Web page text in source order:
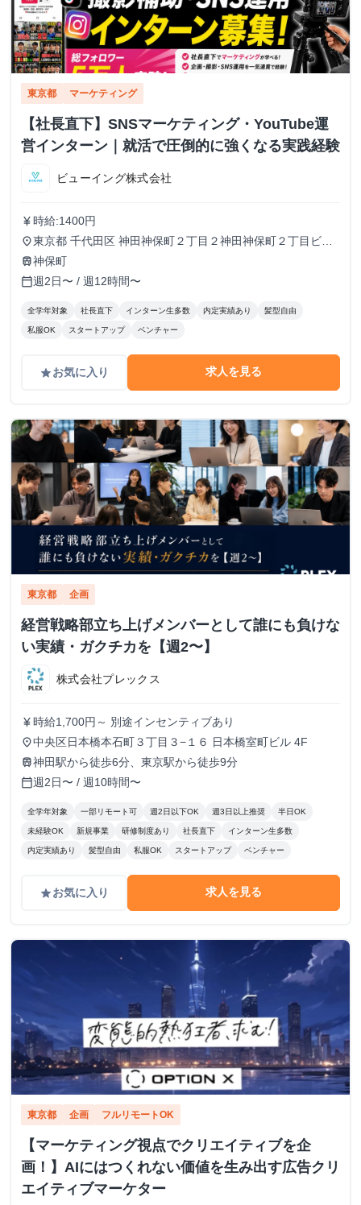
東京都 マーケティング
【社長直下】SNSマーケティング・YouTube運
営インターン｜就活で圧倒的に強くなる実践経験
ビューイング株式会社
currency_yen 時給:1400円
place東京都 千代田区 神田神保町２丁目２神田神保町２丁目ビル
５０２号室
train神保町
calendar_today週2日〜 / 週12時間〜
全学年対象 社長直下 インターン生多数 内定実績あり 髪型自由
私服OK スタートアップ ベンチャー
gradeお気に入り 求人を見る
東京都 企画
経営戦略部立ち上げメンバーとして誰にも負けな
い実績・ガクチカを【週2〜】
株式会社プレックス
currency_yen 時給1,700円～ 別途インセンティブあり
place中央区日本橋本石町３丁目３−１６ 日本橋室町ビル 4F
train神田駅から徒歩6分、東京駅から徒歩9分
calendar_today週2日〜 / 週10時間〜
全学年対象 一部リモート可 週2日以下OK 週3日以上推奨 半日OK
未経験OK 新規事業 研修制度あり 社長直下 インターン生多数
内定実績あり 髪型自由 私服OK スタートアップ ベンチャー
gradeお気に入り 求人を見る
東京都 企画 フルリモートOK
【マーケティング視点でクリエイティブを企
画！】AIにはつくれない価値を生み出す広告クリ
エイティブマーケター